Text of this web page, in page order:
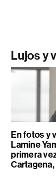
Lujos y
En fotos y
Lamine
primera